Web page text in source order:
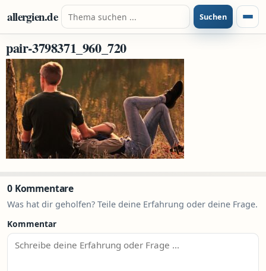
Zum Inhalt springen
allergien.de Suche nach: Suchen
pair-3798371_960_720
0 Kommentare
Was hat dir geholfen? Teile deine Erfahrung oder deine Frage.
Kommentar